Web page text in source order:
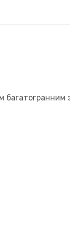
багатогранним